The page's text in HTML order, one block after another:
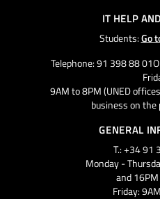
IT HELP
Students:Go
Telephone: 91 398 88
9AM to 8PM (UNED
business on the
GENERAL
T.: +34 91
Monday -
and
Friday: